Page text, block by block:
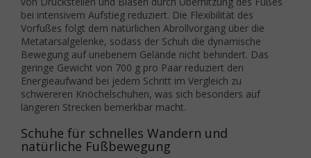
bei intensivem Aufstieg reduziert. Die Flexibilität des
Vorfußes folgt dem natürlichen Abrollvorgang über die
Metatarsalgelenke, sodass der Schuh die dynamische
Bewegung auf unebenem Gelände nicht behindert. Das
geringe Gewicht von 700 g pro Paar reduziert den
Energieaufwand bei jedem Schritt im Vergleich zu
schwereren Knöchelschuhen, was sich besonders auf
längeren Strecken bemerkbar macht.
Schuhe für schnelles Wandern und
natürliche Fußbewegung